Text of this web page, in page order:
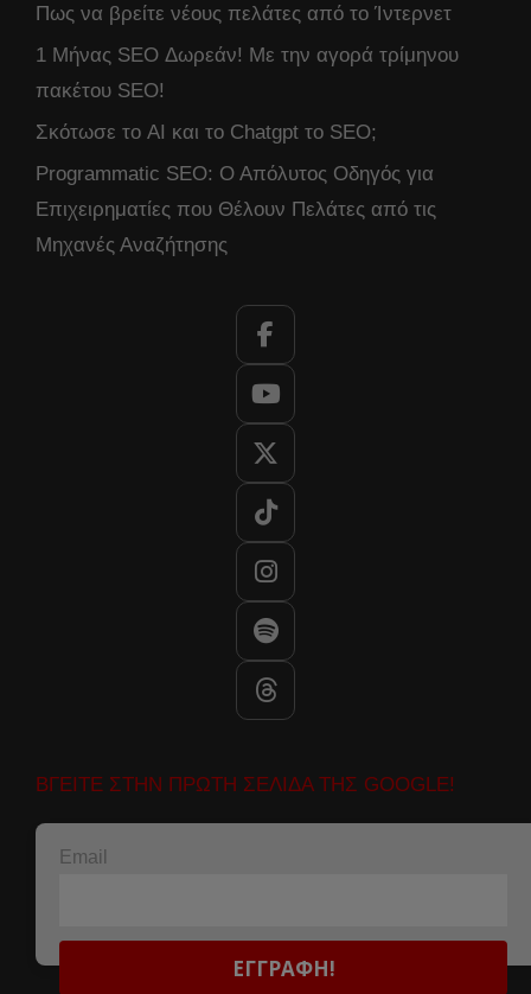
Πως να βρείτε νέους πελάτες από το Ίντερνετ
1 Μήνας SEO Δωρεάν! Με την αγορά τρίμηνου
πακέτου SEO!
Σκότωσε το AI και το Chatgpt το SEO;
Programmatic SEO: Ο Απόλυτος Οδηγός για
Επιχειρηματίες που Θέλουν Πελάτες από τις
Μηχανές Αναζήτησης
ΒΓΕΙΤΕ ΣΤΗΝ ΠΡΩΤΗ ΣΕΛΙΔΑ ΤΗΣ GOOGLE!
Email